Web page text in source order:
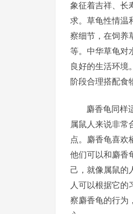
象征着吉祥、长
求。草龟性情温
察细节，在饲养
等。中华草龟对
良好的生活环境
阶段合理搭配食
麝香龟同样
属鼠人来说非常
点。麝香龟喜欢
他们可以和麝香
己，就像属鼠的
人可以根据它
察麝香龟的行为